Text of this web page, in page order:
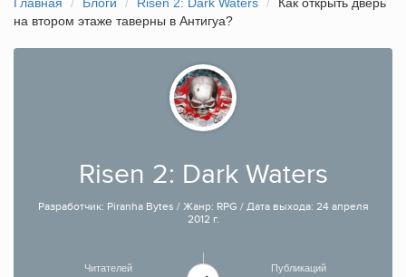
на втором этаже таверны в Антигуа?
Risen 2: Dark Waters
Разработчик: Piranha Bytes / Жанр: RPG / Дата выхода: 24 апреля
2012 г.
Читателей Публикаций